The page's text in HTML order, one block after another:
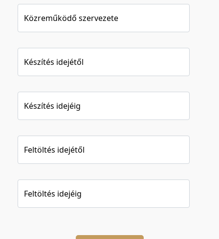
Közreműködő szervezete
Készítés idejétől
Készítés idejéig
Feltöltés idejétől
Feltöltés idejéig